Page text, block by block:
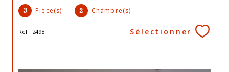
3 Pièce(s) 2 Chambre(s)
Réf : 2498 Sélectionner